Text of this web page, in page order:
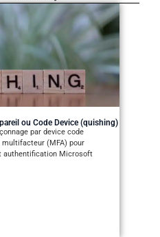
ou Code Device (quishing)
par device code
(MFA) pour
authentification Microsoft